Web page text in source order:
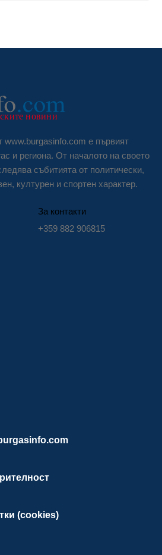
е първият
и региона. От началото на своето
събитията от политически,
културен и спортен характер.
За контакти
+359 882 906815
(cookies)